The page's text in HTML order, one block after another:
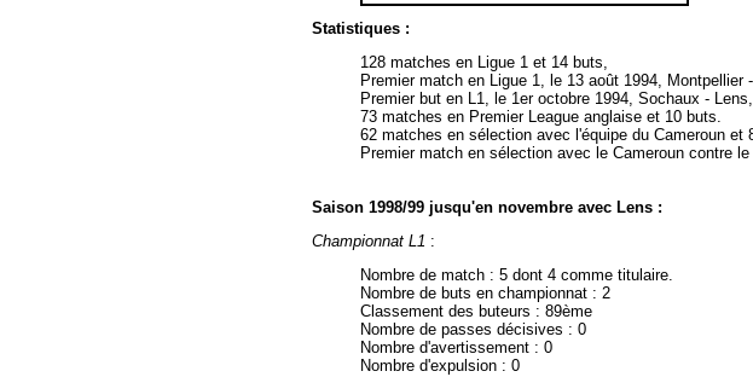
Statistiques :
128 matches en Ligue 1 et 14 buts,
Premier match en Ligue 1, le 13 août 1994, Montpellier
Premier but en L1, le 1er octobre 1994, Sochaux -
73 matches en Premier League anglaise et 10 buts.
62 matches en sélection avec l'équipe du Cameroun et
Premier match en sélection avec le Cameroun contre
Saison 1998/99 jusqu'en novembre avec Lens :
Championnat L1 :
Nombre de match : 5 dont 4 comme titulaire.
Nombre de buts en championnat : 2
Classement des buteurs : 89ème
Nombre de passes décisives : 0
Nombre d'avertissement : 0
Nombre d'expulsion : 0